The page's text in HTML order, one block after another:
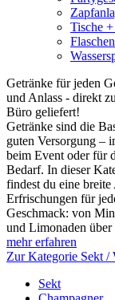
Tische
Getränke für jeden
und Anlass - direkt
Büro geliefert!
Getränke sind die
guten Versorgung –
beim Event oder für
Bedarf. In dieser
findest du eine
Erfrischungen für
Geschmack: von
und Limonaden über
mehr erfahren
Zur Kategorie Sekt /
Sekt